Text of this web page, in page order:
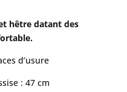
hêtre datant des
d’usure
: 47 cm